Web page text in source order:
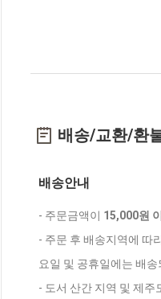
배송/교환/환
배송안내
- 주문금액이 15,000원
- 주문 후 배송지역에 따
요일 및 공휴일에는 배
- 도서 산간 지역 및 제